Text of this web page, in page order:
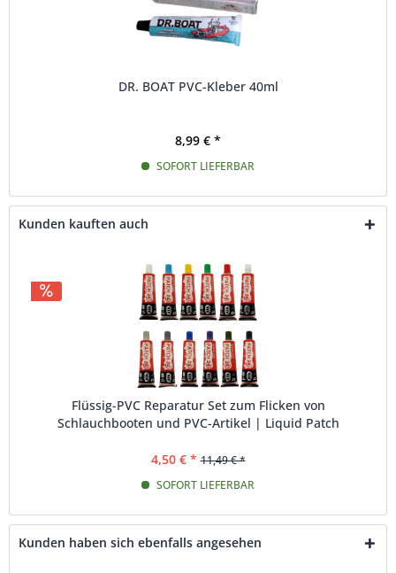
DR. BOAT PVC-Kleber 40ml
8,99 € *
SOFORT LIEFERBAR
Kunden kauften auch
Flüssig-PVC Reparatur Set zum Flicken von
Schlauchbooten und PVC-Artikel | Liquid Patch
4,50 € * 11,49 € *
SOFORT LIEFERBAR
Kunden haben sich ebenfalls angesehen